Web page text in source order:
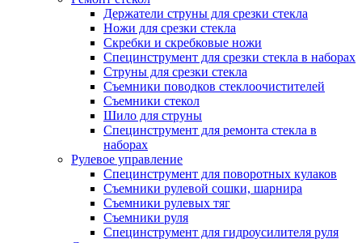
Держатели струны для срезки стекла
Ножи для срезки стекла
Скребки и скребковые ножи
Специнструмент для срезки стекла в наборах
Струны для срезки стекла
Съемники поводков стеклоочистителей
Съемники стекол
Шило для струны
Специнструмент для ремонта стекла в
наборах
Рулевое управление
Специнструмент для поворотных кулаков
Съемники рулевой сошки, шарнира
Съемники рулевых тяг
Съемники руля
Специнструмент для гидроусилителя руля